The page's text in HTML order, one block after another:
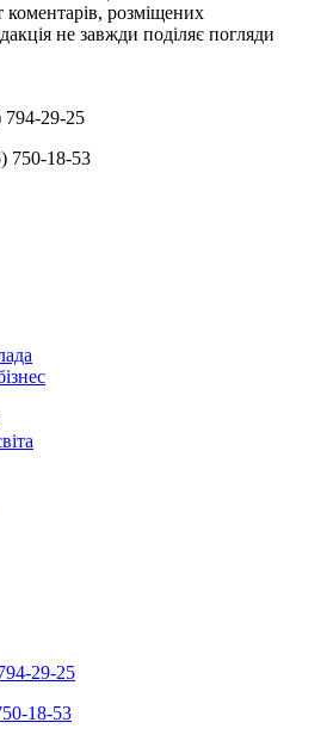
коментарів, розміщених
не завжди поділяє погляди
794-29-25
750-18-53
29-25
18-53